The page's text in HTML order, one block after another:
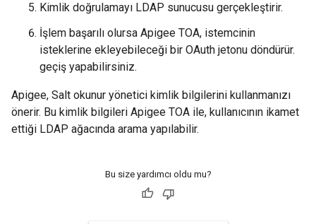
Kimlik doğrulamayı LDAP sunucusu gerçekleştirir.
İşlem başarılı olursa Apigee TOA, istemcinin
isteklerine ekleyebileceği bir OAuth jetonu döndürür.
geçiş yapabilirsiniz.
Apigee, Salt okunur yönetici kimlik bilgilerini kullanmanızı
önerir. Bu kimlik bilgileri Apigee TOA ile, kullanıcının ikamet
ettiği LDAP ağacında arama yapılabilir.
Bu size yardımcı oldu mu?